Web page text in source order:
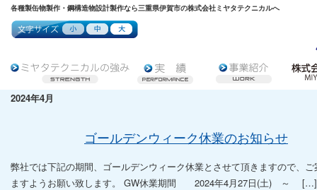
各種製缶物製作・鋼構造物設計製作なら三重県伊賀市の株式会社ミヤタテクニカルへ
2024年4月
ゴールデンウィーク休業のお知らせ
弊社では下記の期間、ゴールデンウィーク休業とさせて頂きますので、
ますようお願い致します。 GW休業期間 2024年4月27日(土) ～ […]